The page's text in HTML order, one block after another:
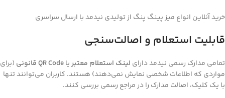
خرید آنلاین انواع میز پینگ پنگ از تولیدی نیدمد با ارسال سراسری
قابلیت استعلام و اصالت‌سنجی
تمامی مدارک رسمی نیدمد دارای لینک استعلام معتبریاQR Code قانونی
(برای
مواردی که اطلاعات شخصی نمایش نمی‌دهند) هستند. کاربران می‌توانند تنها
با یک کلیک، اصالت مدارک را در مراجع رسمی بررسی کنند.